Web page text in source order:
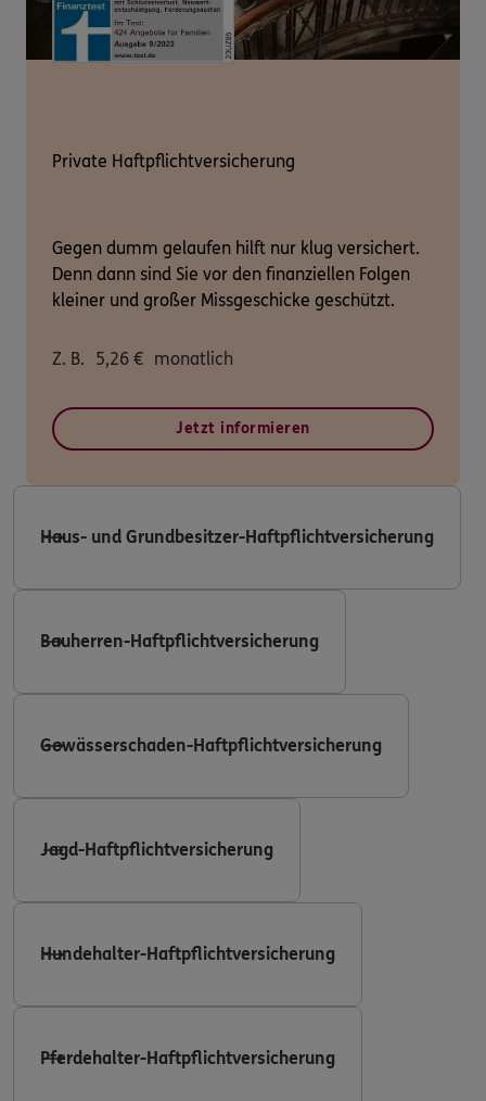
Private Haftpflichtversicherung
Gegen dumm gelaufen hilft nur klug versichert.
Denn dann sind Sie vor den finanziellen Folgen
kleiner und großer Missgeschicke geschützt.
Z. B. 5,26 € monatlich
Jetzt informieren
Haus- und Grundbesitzer-Haftpflichtversicherung
Bauherren-Haftpflichtversicherung
Gewässerschaden-Haftpflichtversicherung
Jagd-Haftpflichtversicherung
Hundehalter-Haftpflichtversicherung
Pferdehalter-Haftpflichtversicherung